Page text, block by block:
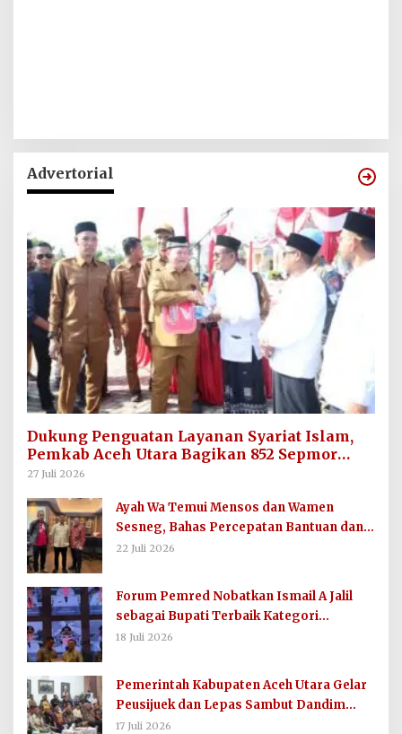
Advertorial
Dukung Penguatan Layanan Syariat Islam,
Pemkab Aceh Utara Bagikan 852 Sepmor
untuk Imum Gampong
27 Juli 2026
Ayah Wa Temui Mensos dan Wamen
Sesneg, Bahas Percepatan Bantuan dan
Dana Direktif Presiden
22 Juli 2026
Forum Pemred Nobatkan Ismail A Jalil
sebagai Bupati Terbaik Kategori
Komunikasi dan Informasi Publik
18 Juli 2026
Pemerintah Kabupaten Aceh Utara Gelar
Peusijuek dan Lepas Sambut Dandim
0103/AUT
17 Juli 2026